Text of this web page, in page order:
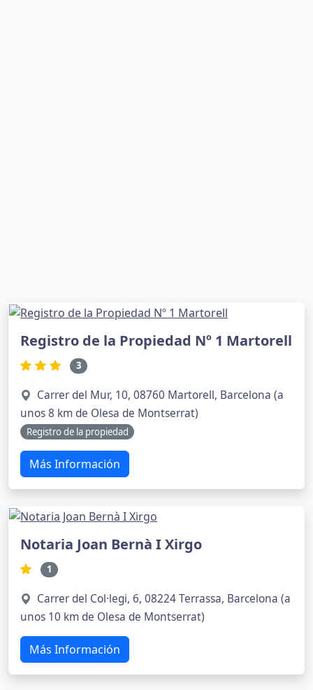
Registro de la Propiedad Nº 1 Martorell
3
Carrer del Mur, 10, 08760 Martorell, Barcelona (a
unos 8 km de Olesa de Montserrat)
Registro de la propiedad
Más Información
Notaria Joan Bernà I Xirgo
1
Carrer del Col·legi, 6, 08224 Terrassa, Barcelona (a
unos 10 km de Olesa de Montserrat)
Más Información